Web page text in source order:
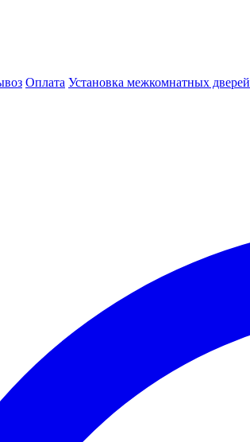
Оплата Установка межкомнатных дверей